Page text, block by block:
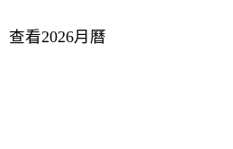
查看2026月曆